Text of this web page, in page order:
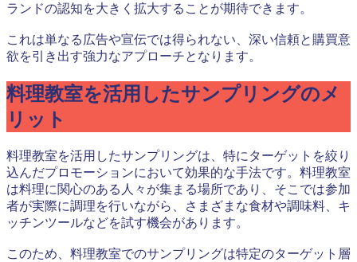
ランドの認知を大きく拡大することが期待できます。
これは単なる広告や宣伝では得られない、深い信頼と購買意
欲を引き出す強力なアプローチとなります。
料理教室を活用したサンプリングのメ
リット
料理教室を活用したサンプリングは、特にターゲットを絞り
込んだプロモーションにおいて効果的な手法です。料理教室
は料理に関心のある人々が集まる場所であり、そこでは参加
者が実際に調理を行いながら、さまざまな食材や調味料、キ
ッチンツールなどを試す機会があります。
このため、料理教室でのサンプリングは特定のターゲット層